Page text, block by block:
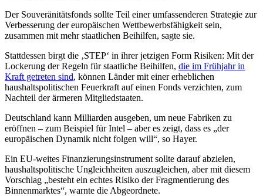
Der Souveränitätsfonds sollte Teil einer umfassenderen Strategie zur
Verbesserung der europäischen Wettbewerbsfähigkeit sein,
zusammen mit mehr staatlichen Beihilfen, sagte sie.
Stattdessen birgt die ‚STEP‘ in ihrer jetzigen Form Risiken: Mit der
Lockerung der Regeln für staatliche Beihilfen, die im Frühjahr in
Kraft getreten sind, können Länder mit einer erheblichen
haushaltspolitischen Feuerkraft auf einen Fonds verzichten, zum
Nachteil der ärmeren Mitgliedstaaten.
Deutschland kann Milliarden ausgeben, um neue Fabriken zu
eröffnen – zum Beispiel für Intel – aber es zeigt, dass es „der
europäischen Dynamik nicht folgen will“, so Hayer.
Ein EU-weites Finanzierungsinstrument sollte darauf abzielen,
haushaltspolitische Ungleichheiten auszugleichen, aber mit diesem
Vorschlag „besteht ein echtes Risiko der Fragmentierung des
Binnenmarktes“, warnte die Abgeordnete.